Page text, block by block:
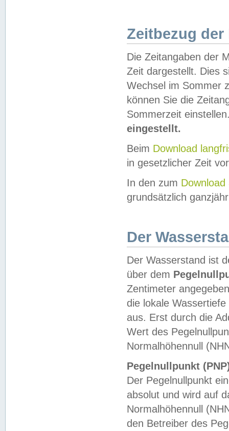
Zeitbezug der
Die Zeitangaben der
Zeit dargestellt. Dies
Wechsel im Sommer
können Sie die
Sommerzeit
eingestellt.
Beim Download
in gesetzlicher Zeit
In den zum Download
grundsätzlich
Der
Der Wasserstand ist
über dem
Zentimeter
die lokale
aus. Erst durch die
Wert des
Normalhöhennull
Pegelnullpunkt
Der Pegelnullpunkt
absolut und wird auf
Normalhöhennull
den Betreiber des